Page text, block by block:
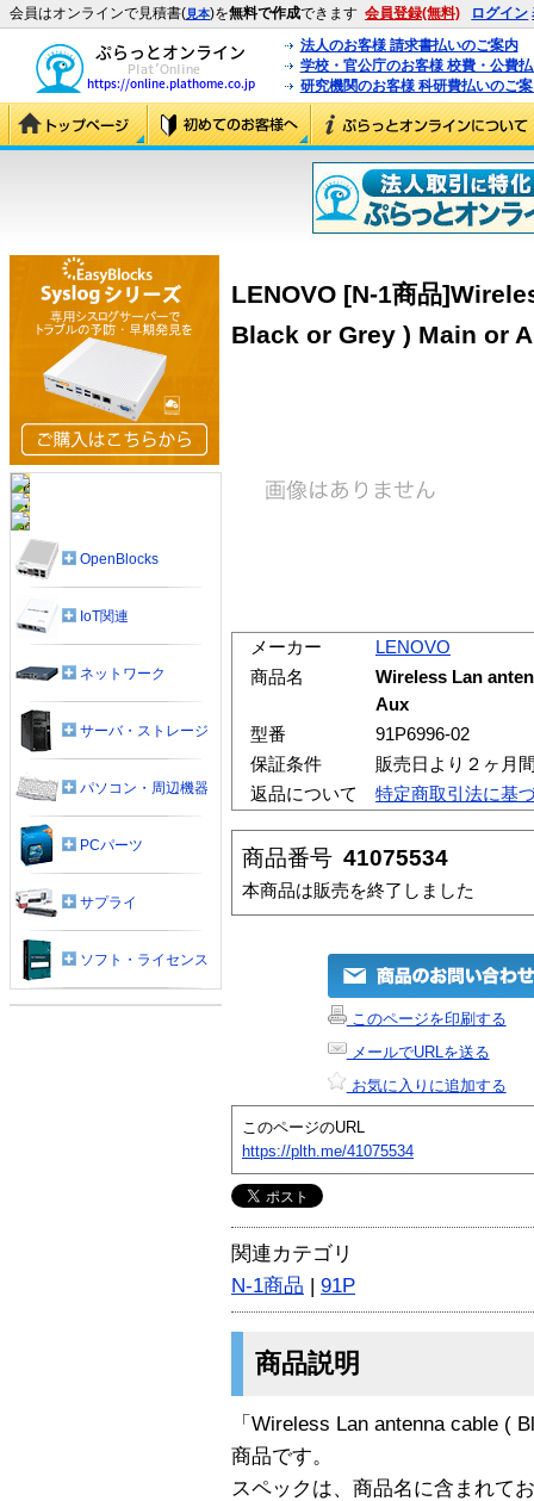
会員はオンラインで見積書(見本)を無料で作成できます 会員登録(無料) ログイン
法人のお客様 請求書払いのご案内
学校・官公庁のお客様 校費・公費
研究機関のお客様 科研費払いのご
LENOVO [N-1商品
Black or Grey ) Main or
メーカー
LENOVO
商品名
Wireless Lan
Aux
型番
91P6996-02
保証条件
販売日より２ヶ月
返品について
特定商取引法に基
商品番号 41075534
本商品は販売を終了しました
このページを印刷する
メールでURLを送る
お気に入りに追加する
このページのURL
https://plth.me/41075534
関連カテゴリ
N-1商品 | 91P
商品説明
「Wireless Lan antenna cable (
商品です。
スペックは、商品名に含まれて
OpenBlocks
IoT関連
ネットワーク
サーバ・ストレージ
パソコン・周辺機器
PCパーツ
サプライ
ソフト・ライセンス